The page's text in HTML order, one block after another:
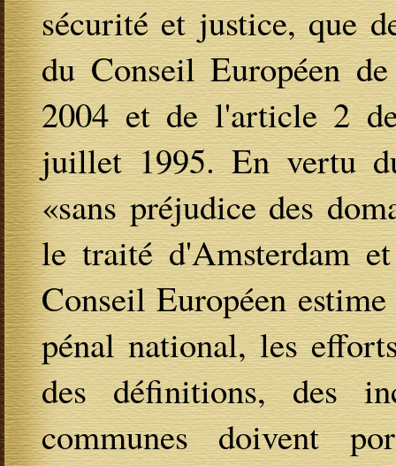
sécurité et justice, que
du Conseil Européen
2004 et de l'article 2
juillet 1995. En vertu
«sans préjudice des
le traité d'Amsterdam
Conseil Européen
pénal national, les
des définitions, des
communes doivent